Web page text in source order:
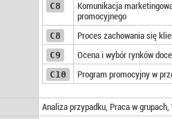
C8
Komunikacja
promocyjnego
C8
Proces zachowania się
C9
Ocena i wybór rynków
C10
Program promocyjny w
Analiza przypadku, Praca w grupach,